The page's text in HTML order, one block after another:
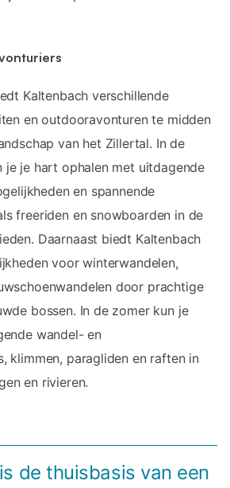
Kaltenbach verschillende
en outdooravonturen te midden
van het Zillertal. In de
je je hart ophalen met uitdagende
en spannende
freeriden en snowboarden in de
Daarnaast biedt Kaltenbach
voor winterwandelen,
door prachtige
bossen. In de zomer kun je
wandel- en
klimmen, paragliden en raften in
en rivieren.
de thuisbasis van een